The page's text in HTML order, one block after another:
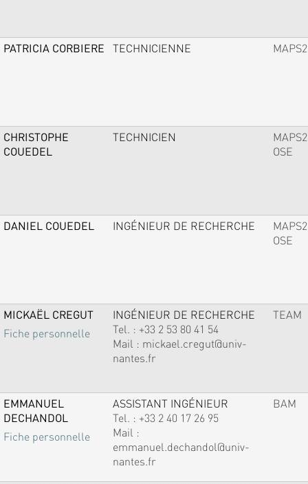
PATRICIA CORBIERE TECHNICIENNE MAPS2
CHRISTOPHE
COUEDEL
TECHNICIEN
MAPS2
OSE
DANIEL COUEDEL INGÉNIEUR DE RECHERCHE
MAPS2
OSE
MICKAËL CREGUT
Fiche personnelle
INGÉNIEUR DE RECHERCHE
Tel. : +33 2 53 80 41 54
Mail : mickael.cregut@univ-
nantes.fr
TEAM
EMMANUEL
DECHANDOL
Fiche personnelle
ASSISTANT INGÉNIEUR
Tel. : +33 2 40 17 26 95
Mail :
emmanuel.dechandol@univ-
nantes.fr
BAM